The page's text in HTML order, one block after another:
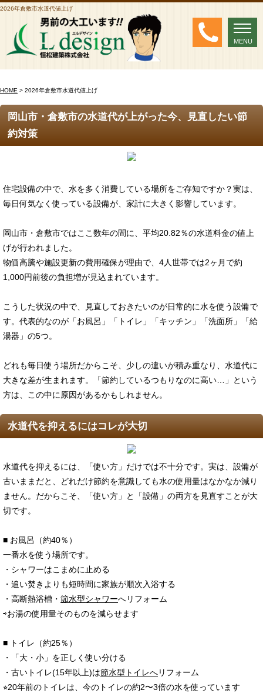
2026年倉敷市水道代値上げ
MENU
HOME > 2026年倉敷市水道代値上げ
岡山市・倉敷市の水道代が上がった今、見直したい節
約対策
住宅設備の中で、水を多く消費している場所をご存知ですか？実は、
毎日何気なく使っている設備が、家計に大きく影響しています。
岡山市・倉敷市ではここ数年の間に、平均20.82％の水道料金の値上
げが行われました。
物価高騰や施設更新の費用確保が理由で、4人世帯では2ヶ月で約
1,000円前後の負担増が見込まれています。
こうした状況の中で、見直しておきたいのが日常的に水を使う設備で
す。代表的なのが「お風呂」「トイレ」「キッチン」「洗面所」「給
湯器」の5つ。
どれも毎日使う場所だからこそ、少しの違いが積み重なり、水道代に
大きな差が生まれます。「節約しているつもりなのに高い…」という
方は、この中に原因があるかもしれません。
水道代を抑えるにはコレが大切
水道代を抑えるには、「使い方」だけでは不十分です。実は、設備が
古いままだと、どれだけ節約を意識しても水の使用量はなかなか減り
ません。だからこそ、「使い方」と「設備」の両方を見直すことが大
切です。
■ お風呂（約40％）
一番水を使う場所です。
・シャワーはこまめに止める
・追い焚きよりも短時間に家族が順次入浴する
・高断熱浴槽・ 節水型シャワーへリフォーム
⇨お湯の使用量そのものを減らせます
■ トイレ（約25％）
・「大・小」を正しく使い分ける
・古いトイレ(15年以上)は節水型トイレへリフォーム
⭐︎20年前のトイレは、今のトイレの約2〜3倍の水を使っています
MENU